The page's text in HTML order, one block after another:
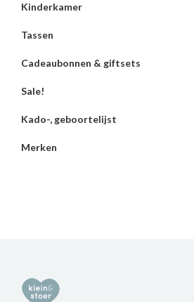
Kinderkamer
Tassen
Cadeaubonnen & giftsets
Sale!
Kado-, geboortelijst
Merken